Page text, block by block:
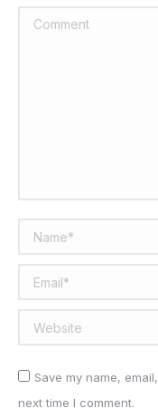
Comment
Name *
Email *
Website
Save my name,
next time I comment.